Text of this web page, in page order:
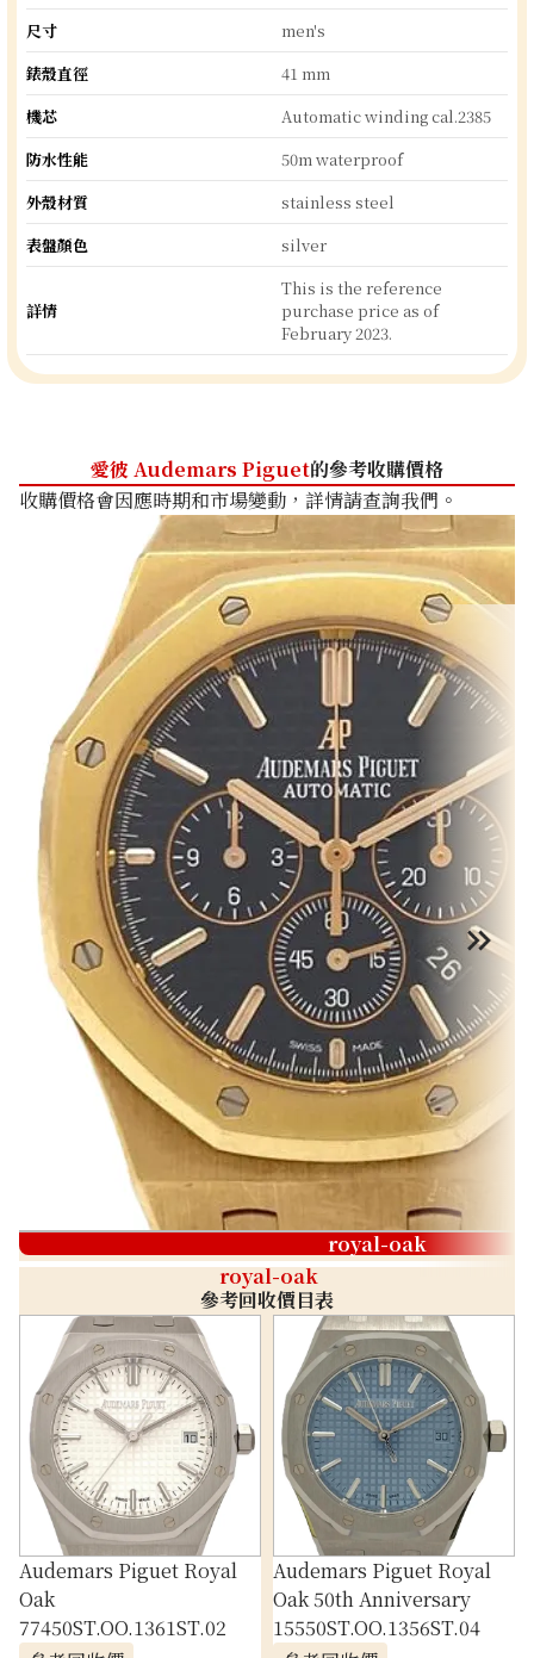
尺寸
men's
錶殼直徑
41 mm
機芯
Automatic winding cal.2385
防水性能
50m waterproof
外殼材質
stainless steel
表盤顏色
silver
詳情
This is the reference
purchase price as of
February 2023.
愛彼 Audemars Piguet的參考收購價格
收購價格會因應時期和市場變動，詳情請查詢我們。
royal-oak
royal-oak
參考回收價目表
Audemars Piguet Royal
Oak
77450ST.OO.1361ST.02
Audemars Piguet Royal
Oak 50th Anniversary
15550ST.OO.1356ST.04